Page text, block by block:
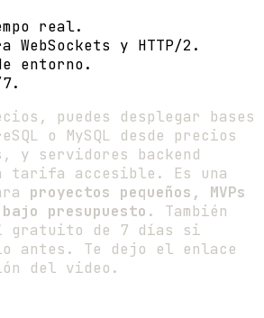
real.
WebSockets y HTTP/2.
entorno.
puedes desplegar bases
o MySQL desde precios
y servidores backend
tarifa accesible. Es una
proyectos pequeños, MVPs
presupuesto . También
gratuito de 7 días si
antes. Te dejo el enlace
del video.